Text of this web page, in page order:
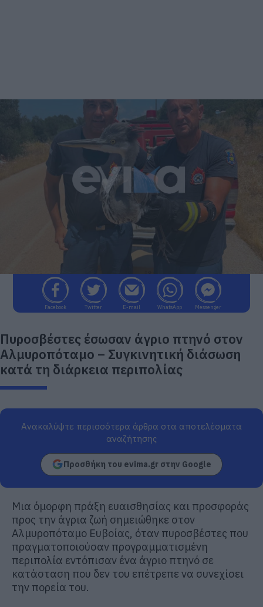
Facebook Twitter E-mail WhatsApp Messenger
Πυροσβέστες έσωσαν άγριο πτηνό στον
Αλμυροπόταμο – Συγκινητική διάσωση
κατά τη διάρκεια περιπολίας
Ανακαλύψτε περισσότερα άρθρα στα αποτελέσματα
αναζήτησης
Προσθήκη του evima.gr στην Google
Μια όμορφη πράξη ευαισθησίας και προσφοράς
προς την άγρια ζωή σημειώθηκε στον
Αλμυροπόταμο Ευβοίας, όταν πυροσβέστες που
πραγματοποιούσαν προγραμματισμένη
περιπολία εντόπισαν ένα άγριο πτηνό σε
κατάσταση που δεν του επέτρεπε να συνεχίσει
την πορεία του.